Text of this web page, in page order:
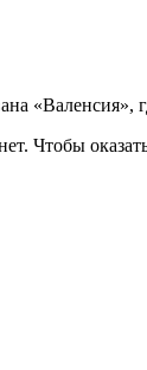
«Валенсия»,
Чтобы